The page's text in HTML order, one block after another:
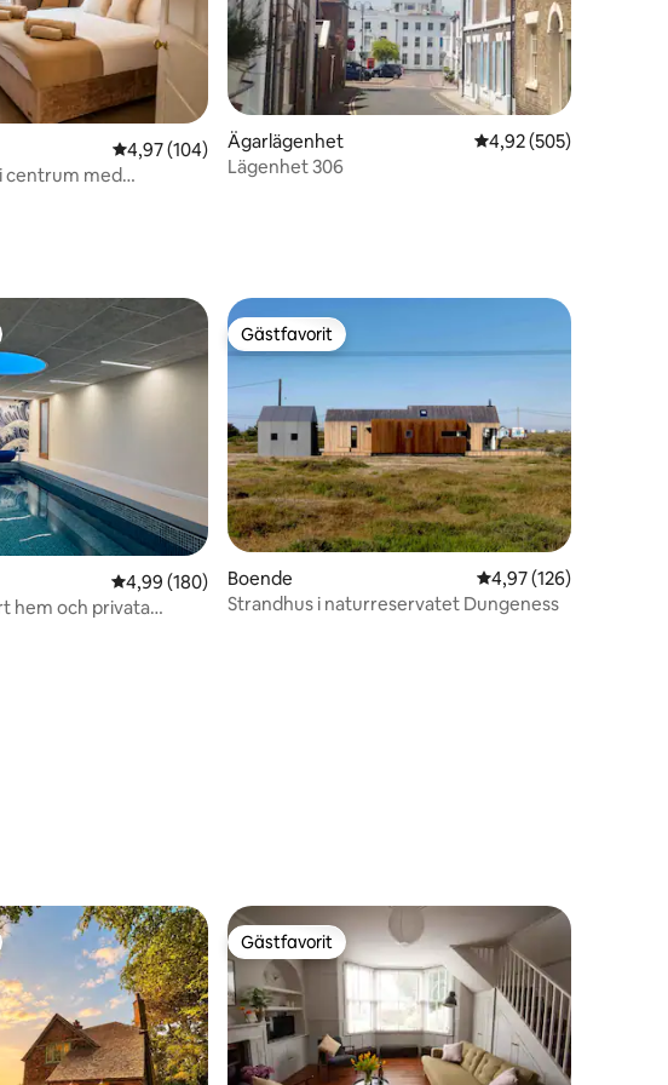
602 omdömen4,97 av 5 i genomsnittligt betyg, 104 omdömen
4,97 (104)
centrum med
Ägarlägenhet 4,92 av 5 i
4,92 (505)
Lägenhet 306
101 omdömen4,99 av 5 i genomsnittligt betyg, 180 omdömen
4,99 (180)
hem och privata
Gästfavorit
Gästfavorit
Boende 4,97 av 5 i
4,97 (126)
Strandhus i naturreservatet Dungeness
Gästfavorit
Gästfavorit